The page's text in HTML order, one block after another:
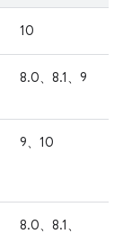
10
8.0、8.1、9
9、10
8.0、8.1、